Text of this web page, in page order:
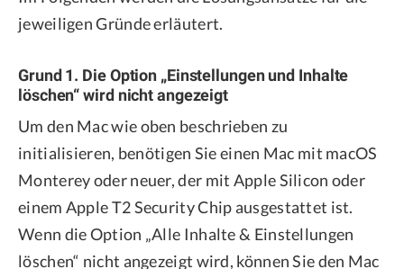
jeweiligen Gründe erläutert.
Grund 1. Die Option „Einstellungen und Inhalte
löschen“ wird nicht angezeigt
Um den Mac wie oben beschrieben zu
initialisieren, benötigen Sie einen Mac mit macOS
Monterey oder neuer, der mit Apple Silicon oder
einem Apple T2 Security Chip ausgestattet ist.
Wenn die Option „Alle Inhalte & Einstellungen
löschen“ nicht angezeigt wird, können Sie den Mac